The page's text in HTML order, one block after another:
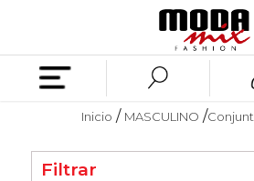
Inicio MASCULINO
Filtrar